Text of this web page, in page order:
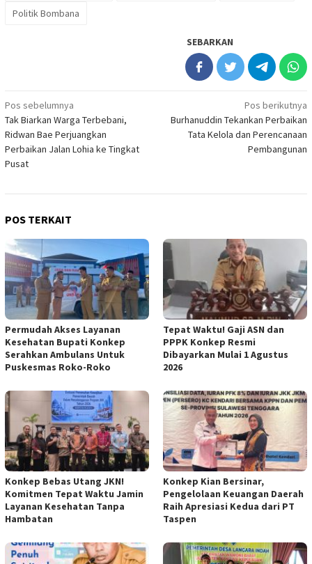
Politik Bombana
SEBARKAN
Navigasi
pos
Pos sebelumnya
Tak Biarkan Warga Terbebani,
Ridwan Bae Perjuangkan
Perbaikan Jalan Lohia ke Tingkat
Pusat
Pos berikutnya
Burhanuddin Tekankan Perbaikan
Tata Kelola dan Perencanaan
Pembangunan
POS TERKAIT
Permudah Akses Layanan
Kesehatan Bupati Konkep
Serahkan Ambulans Untuk
Puskesmas Roko-Roko
Tepat Waktu! Gaji ASN dan
PPPK Konkep Resmi
Dibayarkan Mulai 1 Agustus
2026
Konkep Bebas Utang JKN!
Komitmen Tepat Waktu Jamin
Layanan Kesehatan Tanpa
Hambatan
Konkep Kian Bersinar,
Pengelolaan Keuangan Daerah
Raih Apresiasi Kedua dari PT
Taspen